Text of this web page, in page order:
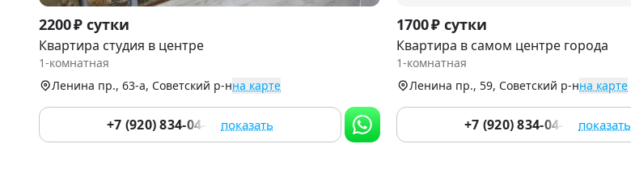
Item
1
of
2200 ₽ сутки
Квартира студия в центре
1-комнатная
Ленина пр., 63-а, Советский р-нна карте
+7 (920) 834-04-78 показать
Item
1
of
1700 ₽ сутки
Квартира в самом центре города
1-комнатная
Ленина пр., 59, Советский р-нна карте
+7 (920) 834-04-78 показать